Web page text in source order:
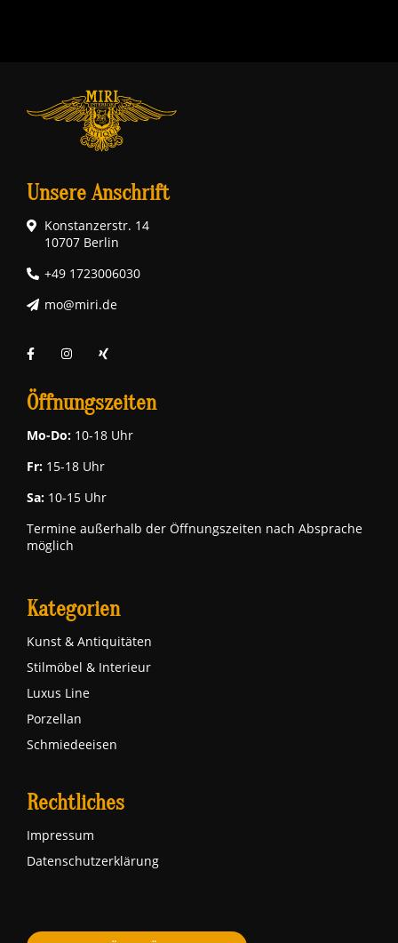
Unsere Anschrift
Konstanzerstr. 14
10707 Berlin
+49 1723006030
mo@miri.de
Öffnungszeiten
Mo-Do: 10-18 Uhr
Fr: 15-18 Uhr
Sa: 10-15 Uhr
Termine außerhalb der Öffnungszeiten nach Absprache
möglich
Kategorien
Kunst & Antiquitäten
Stilmöbel & Interieur
Luxus Line
Porzellan
Schmiedeeisen
Rechtliches
Impressum
Datenschutzerklärung